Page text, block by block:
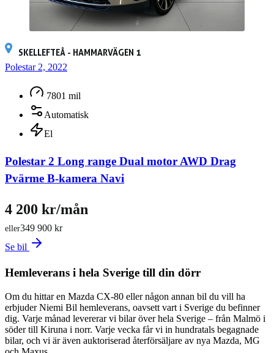
SKELLEFTEÅ - HAMMARVÄGEN 1
Polestar 2, 2022
7801 mil
Automatisk
El
Polestar 2 Long range Dual motor AWD Drag
Pvärme B-kamera Navi
349 900 kr
eller
4 200 kr/mån
Se bil
Hemleverans i hela Sverige till din dörr
Om du hittar en Mazda CX-80 eller någon annan bil du vill ha
erbjuder Niemi Bil hemleverans, oavsett vart i Sverige du befinner
dig. Varje månad levererar vi bilar över hela Sverige – från Malmö i
söder till Kiruna i norr. Varje vecka får vi in hundratals begagnade
bilar, och vi är även auktoriserad återförsäljare av nya Mazda, MG